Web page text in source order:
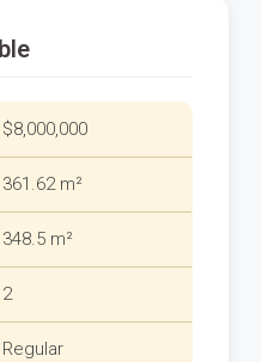
$8,000,000
361.62 m²
348.5 m²
2
Regular